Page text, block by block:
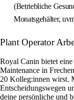
(Betriebliche
Monatsgehälter,
Plant Operator
Royal Canin bietet
Maintenance in
20 Kolleg:innen wirst.
Entscheidungswegen
deine persönliche und